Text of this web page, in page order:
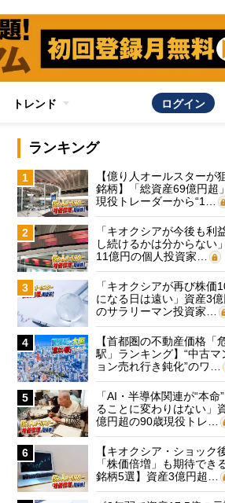
トレンド ログイン
ランキング
1
【億り人オールスターが
銘柄】「総資産69億円超
現役トレーダーから“1…
2
「キオクシアが今後も利
し続けるかは分からない
11億円の個人投資家…
3
「キオクシアが再び株価
になる日は遠い」資産3
のサラリーマン投資家…
4
【首都圏の不動産価格「
駅」ランキング】“中古マ
ョン売れ行き鈍化”のワ…
5
「AI・半導体関連が“本命
ることに変わりはない」
億円超の90歳現役トレ…
6
【キオクシア・ショック
「株価倍増」も期待でき
銘柄5選】資産3億円超…